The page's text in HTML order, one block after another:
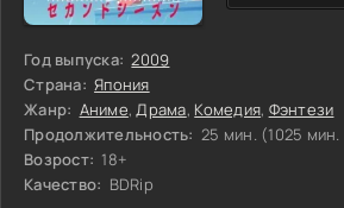
Год выпуска: 2009
Страна: Япония
Жанр: Аниме,Драма, Комедия, Фэнтези
Продолжительность: 25 мин. (1025 мин.
Возрост: 18+
Качество: BDRip